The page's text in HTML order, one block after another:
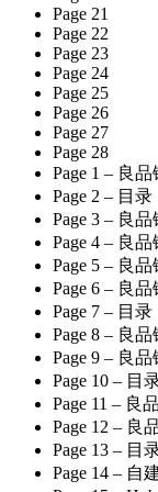
Page 21
Page 22
Page 23
Page 24
Page 25
Page 26
Page 27
Page 28
Page 1 – 良
Page 2 – 目录
Page 3 – 良
Page 4 – 良
Page 5 – 良
Page 6 – 良
Page 7 – 目录
Page 8 – 良
Page 9 – 良
Page 10 – 目
Page 11 – 良
Page 12 – 良
Page 13 – 目
Page 14 – 自